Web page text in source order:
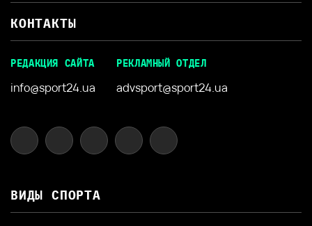
КОНТАКТЫ
РЕДАКЦИЯ САЙТА
info@sport24.ua
РЕКЛАМНЫЙ ОТДЕЛ
advsport@sport24.ua
ВИДЫ СПОРТА